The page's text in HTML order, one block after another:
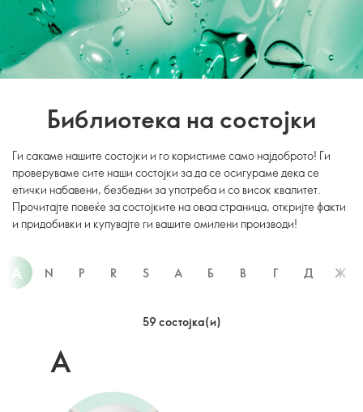
Библиотека на состојки
Ги сакаме нашите состојки и го користиме само најдоброто! Ги
проверуваме сите наши состојки за да се осигураме дека се
етички набавени, безбедни за употреба и со висок квалитет.
Прочитајте повеќе за состојките на оваа страница, откријте факти
и придобивки и купувајте ги вашите омилени производи!
A N P R S А Б В Г Д Ж
59 состојкa(и)
A